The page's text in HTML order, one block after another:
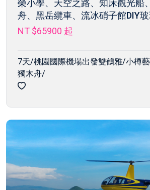
榮小學、天空之路、知床觀光船
舟、黑岳纜車、流冰硝子館DIY
NT $65900 起
7天/桃園國際機場出發雙鶴雅/小樽
獨木舟/